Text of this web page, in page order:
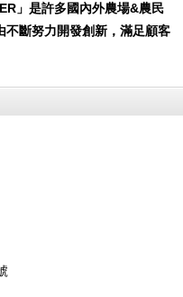
」 是許多國內外農場&農民
不斷努力開發創新，滿足顧客